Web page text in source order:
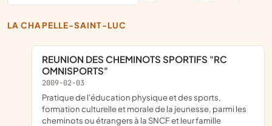
LA CHAPELLE-SAINT-LUC
REUNION DES CHEMINOTS SPORTIFS "RC
OMNISPORTS"
2009-02-03
pratique de l'éducation physique et des sports,
formation culturelle et morale de la jeunesse, parmi les
cheminots ou étrangers à la SNCF et leur famille